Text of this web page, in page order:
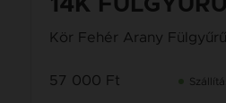
Kör Fehér Arany Fülgyűrű
57 000 Ft